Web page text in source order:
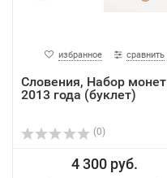
избранное сравнить
Словения, Набор монет
2013 года (буклет)
(0)
4 300 руб.